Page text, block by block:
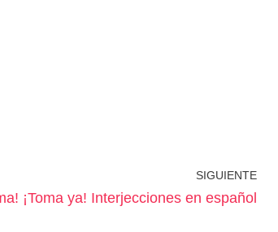
SIGUIENTE
¡Toma ya! Interjecciones en español